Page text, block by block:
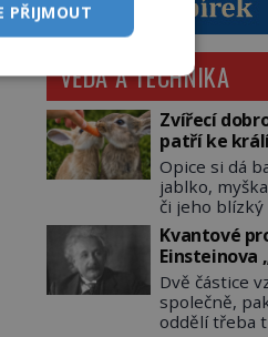
VĚDA A TECHNIKA
Zvířecí
patří ke
Opice si dá
jablko,
či jeho blízký
králík? Ti si
pochutnají
jsou
potravě
mýty?
králíka,
Kvantové
Einsteinova
akce na
fascinuje
Dvě částice
společně,
oddělí třeba
PŘIJMOUT